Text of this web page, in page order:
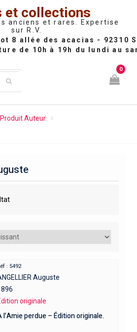
et collections
anciens et rares. Expertise
sur R.V.
0
Produit Auteur
: 5492
Auguste
originale
l’Amie perdue – Édition originale.